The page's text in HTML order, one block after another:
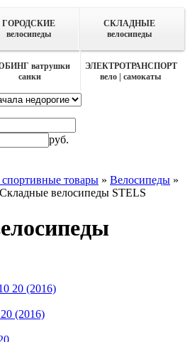
ГОРОДСКИЕ
велосипеды
СКЛАДНЫЕ
велосипеды
ватрушки
санки
ЭЛЕКТРОТРАНСПОРТ
вело | самокаты
руб.
товары » Велосипеды »
Складные велосипеды STELS
(2016)